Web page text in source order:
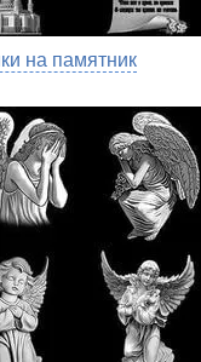
на памятник